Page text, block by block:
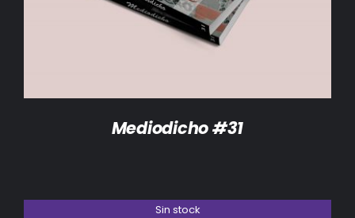
Mediodicho #31
Sin stock